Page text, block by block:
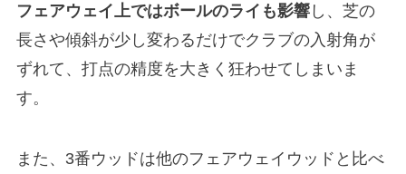
フェアウェイ上ではボールのライも影響し、芝の
長さや傾斜が少し変わるだけでクラブの入射角が
ずれて、打点の精度を大きく狂わせてしまいま
す。
また、3番ウッドは他のフェアウェイウッドと比べ